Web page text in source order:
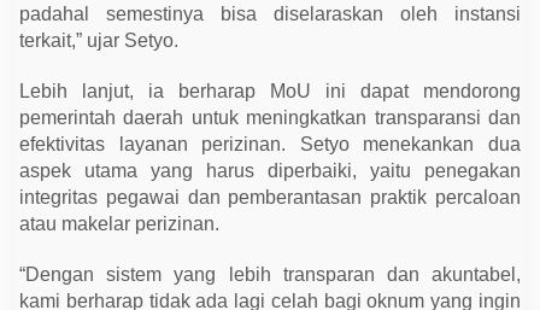
padahal semestinya bisa diselaraskan oleh instansi
terkait,” ujar Setyo.
Lebih lanjut, ia berharap MoU ini dapat mendorong
pemerintah daerah untuk meningkatkan transparansi dan
efektivitas layanan perizinan. Setyo menekankan dua
aspek utama yang harus diperbaiki, yaitu penegakan
integritas pegawai dan pemberantasan praktik percaloan
atau makelar perizinan.
“Dengan sistem yang lebih transparan dan akuntabel,
kami berharap tidak ada lagi celah bagi oknum yang ingin